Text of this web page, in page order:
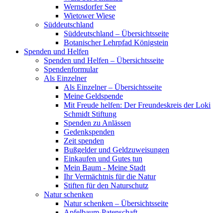
Wernsdorfer See
Wietower Wiese
Süddeutschland
Süddeutschland – Übersichtsseite
Botanischer Lehrpfad Königstein
Spenden und Helfen
Spenden und Helfen – Übersichtsseite
Spendenformular
Als Einzelner
Als Einzelner – Übersichtsseite
Meine Geldspende
Mit Freude helfen: Der Freundeskreis der Loki
Schmidt Stiftung
Spenden zu Anlässen
Gedenkspenden
Zeit spenden
Bußgelder und Geldzuweisungen
Einkaufen und Gutes tun
Mein Baum - Meine Stadt
Ihr Vermächtnis für die Natur
Stiften für den Naturschutz
Natur schenken
Natur schenken – Übersichtsseite